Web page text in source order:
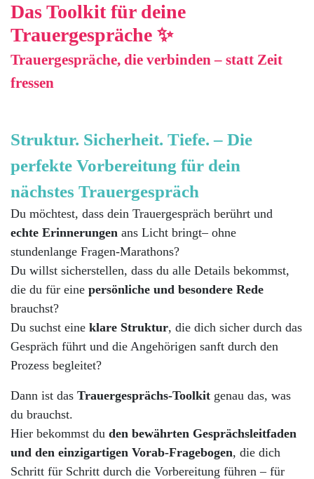
Das Toolkit für deine
Trauergespräche ✨
Trauergespräche, die verbinden – statt Zeit
fressen
Struktur. Sicherheit. Tiefe. – Die
perfekte Vorbereitung für dein
nächstes Trauergespräch
Du möchtest, dass dein Trauergespräch berührt und
echte Erinnerungen ans Licht bringt– ohne
stundenlange Fragen-Marathons?
Du willst sicherstellen, dass du alle Details bekommst,
die du für eine persönliche und besondere Rede
brauchst?
Du suchst eine klare Struktur, die dich sicher durch das
Gespräch führt und die Angehörigen sanft durch den
Prozess begleitet?
Dann ist das Trauergesprächs-Toolkit genau das, was
du brauchst.
Hier bekommst du den bewährten Gesprächsleitfaden
und den einzigartigen Vorab-Fragebogen, die dich
Schritt für Schritt durch die Vorbereitung führen – für